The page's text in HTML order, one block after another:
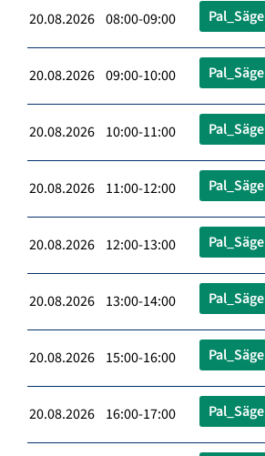
20.08.2026 08:00-09:00 Pal_Säge
20.08.2026 09:00-10:00 Pal_Säge
20.08.2026 10:00-11:00 Pal_Säge
20.08.2026 11:00-12:00 Pal_Säge
20.08.2026 12:00-13:00 Pal_Säge
20.08.2026 13:00-14:00 Pal_Säge
20.08.2026 15:00-16:00 Pal_Säge
20.08.2026 16:00-17:00 Pal_Säge